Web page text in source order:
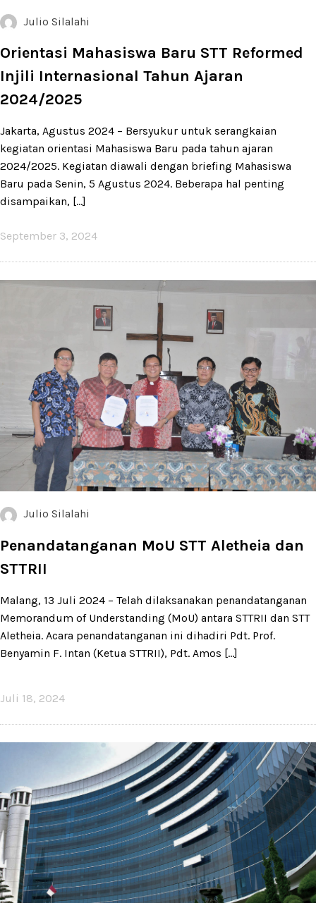
Julio Silalahi
Orientasi Mahasiswa Baru STT Reformed
Injili Internasional Tahun Ajaran
2024/2025
Jakarta, Agustus 2024 – Bersyukur untuk serangkaian
kegiatan orientasi Mahasiswa Baru pada tahun ajaran
2024/2025. Kegiatan diawali dengan briefing Mahasiswa
Baru pada Senin, 5 Agustus 2024. Beberapa hal penting
disampaikan, [...]
September 3, 2024
Julio Silalahi
Penandatanganan MoU STT Aletheia dan
STTRII
Malang, 13 Juli 2024 – Telah dilaksanakan penandatanganan
Memorandum of Understanding (MoU) antara STTRII dan STT
Aletheia. Acara penandatanganan ini dihadiri Pdt. Prof.
Benyamin F. Intan (Ketua STTRII), Pdt. Amos [...]
Juli 18, 2024